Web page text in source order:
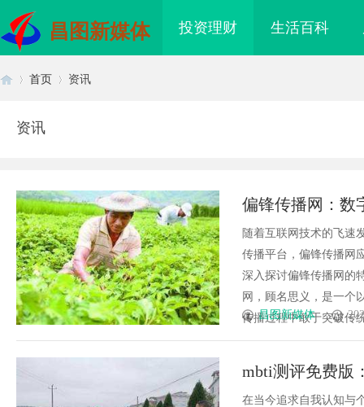
昌图新媒体 投资理财 生活百科
首页 资讯
资讯
偏锋传播网：数
随着互联网技术的飞速
传播平台，偏锋传播网
深入探讨偏锋传播网的
网，顾名思义，是一个
传播过程中敢于突破传
昌图新媒体
mbti测评免费版
在当今追求自我认知与
配眼镜 精准监控无死角，紧凑型本安球
能安全管理